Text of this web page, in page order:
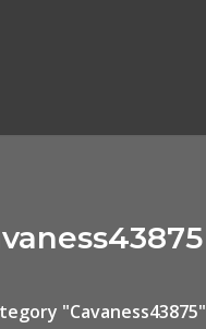
"Cavaness43875"